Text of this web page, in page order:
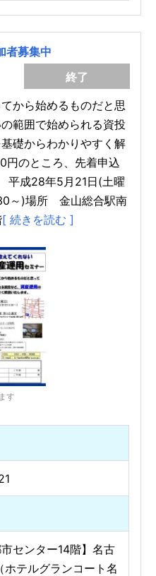
者募集中
終了
から始めるものだと思
範囲で始められる資投
礎からわかりやすく解
円のところ、先着申込
平成28年5月21日(土曜
～)場所 金山総合駅南
[ 続きを読む ]
す
センター14階】名古
ホテルグランコート名